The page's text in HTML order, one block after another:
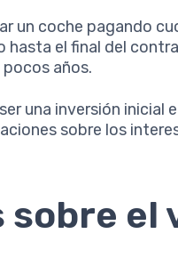
un coche pagando
hasta el final del
años.
una inversión inicial
sobre los
el